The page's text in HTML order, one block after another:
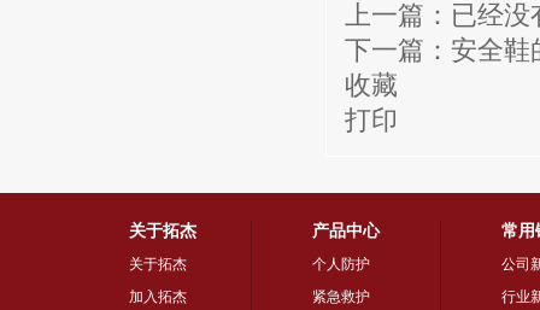
上一篇：已经没
下一篇： 安全鞋
收藏
打印
关于拓杰
关于拓杰
加入拓杰
产品中心
个人防护
紧急救护
常用
公司
行业